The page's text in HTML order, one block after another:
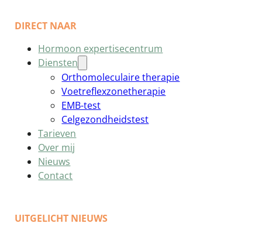
DIRECT NAAR
Hormoon expertisecentrum
Diensten
Orthomoleculaire therapie
Voetreflexzonetherapie
EMB-test
Celgezondheidstest
Tarieven
Over mij
Nieuws
Contact
UITGELICHT NIEUWS